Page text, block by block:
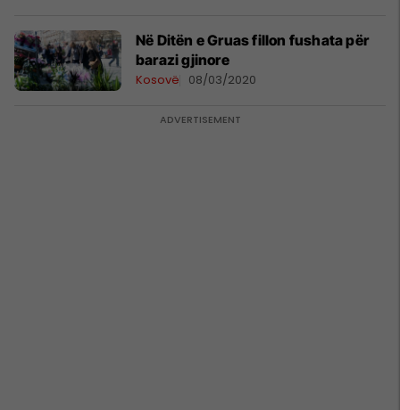
Në Ditën e Gruas fillon fushata për
barazi gjinore
Kosovë 08/03/2020